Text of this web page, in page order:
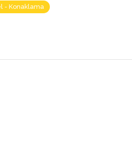
- Konaklama